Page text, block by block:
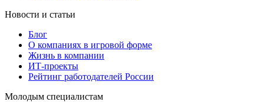
Новости и статьи
Блог
О компаниях в игровой форме
Жизнь в компании
ИТ-проекты
Рейтинг работодателей России
Молодым специалистам